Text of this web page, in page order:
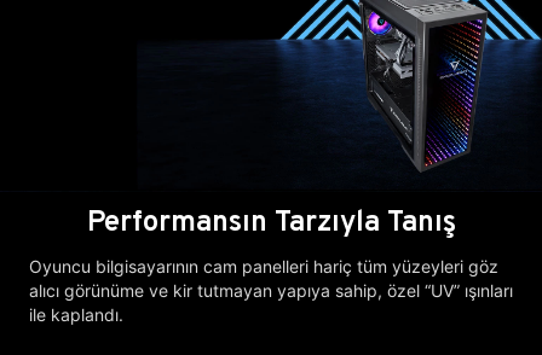
Performansın Tarzıyla Tanış
Oyuncu bilgisayarının cam panelleri hariç tüm yüzeyleri göz
alıcı görünüme ve kir tutmayan yapıya sahip, özel “UV” ışınları
ile kaplandı.